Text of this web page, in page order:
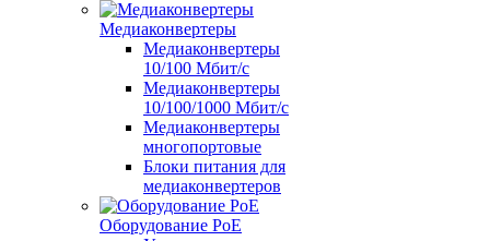
Медиаконвертеры
Медиаконвертеры
10/100 Мбит/с
Медиаконвертеры
10/100/1000 Мбит/c
Медиаконвертеры
многопортовые
Блоки питания для
медиаконвертеров
Оборудование PoE